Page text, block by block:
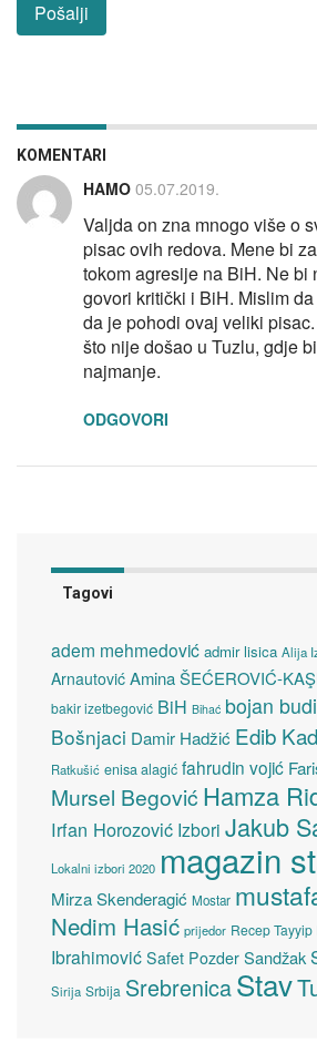
KOMENTARI
HAMO 05.07.2019.
Valjda on zna mnogo više o
pisac ovih redova. Mene bi
tokom agresije na BiH. Ne bi
govori kritički i BiH. Mislim
da je pohodi ovaj veliki
što nije došao u Tuzlu, gdje
najmanje.
ODGOVORI
Tagovi
adem mehmedović admir lisica Alija
Arnautović Amina ŠEĆEROVIĆ-
bakir izetbegović BiH Bihać bojan
Bošnjaci Damir Hadžić Edib
Ratkušić enisa alagić fahrudin vojić
Mursel Begović Hamza
Irfan Horozović Izbori Jakub
Lokalni izbori 2020 magazin
Mirza Skenderagić Mostar
Nedim Hasić prijedor Recep Tayyip
Ibrahimović Safet Pozder Sandžak
Sirija Srbija SrebrenicaStav